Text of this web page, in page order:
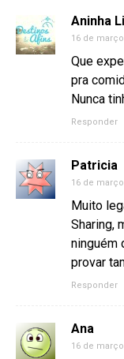
Aninha
16 de
Que
pra
Nunca
Responder
Patricia
16 de
Muito
Sharing,
ninguém
provar
Responder
Ana
16 de